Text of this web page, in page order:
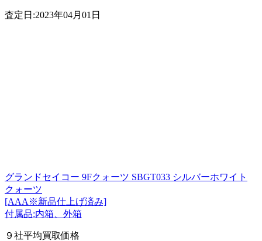
査定日:2023年04月01日
グランドセイコー 9Fクォーツ SBGT033 シルバーホワイト
クォーツ
[AAA※新品仕上げ済み]
付属品:内箱、外箱
９社平均買取価格